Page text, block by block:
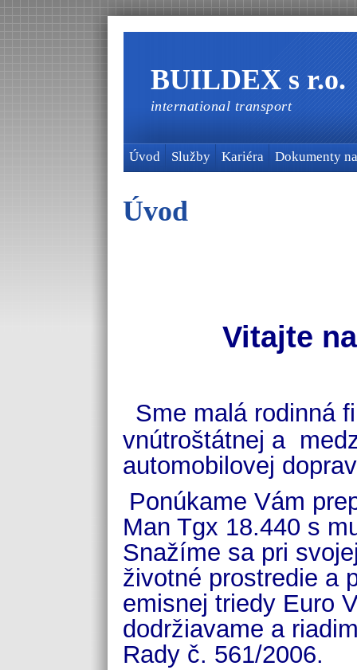
BUILDEX s r.o.
international transport
Úvod Služby Kariéra Dokumenty
Úvod
Vitajte
Sme malá rodinná
vnútroštátnej a
automobilovej
Ponúkame Vám
Man Tgx 18.440 s
Snažíme sa pri
životné prostredie a
emisnej triedy Euro
dodržiavame a
Rady č. 561/2006.